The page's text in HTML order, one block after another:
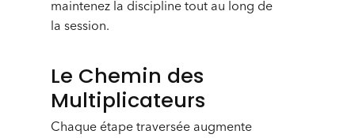
maintenez la discipline tout au long de
la session.
Le Chemin des
Multiplicateurs
Chaque étape traversée augmente